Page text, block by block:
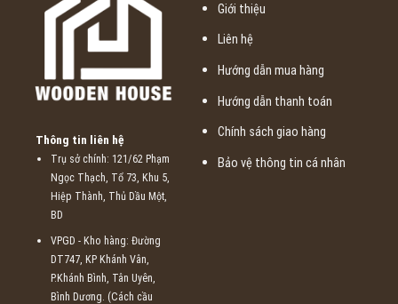
Thông tin liên hệ
Trụ sở chính: 121/62 Phạm
Ngọc Thạch, Tổ 73, Khu 5,
Hiệp Thành, Thủ Dầu Một,
BD
VPGD - Kho hàng: Đường
DT747, KP Khánh Vân,
P.Khánh Bình, Tân Uyên,
Bình Dương. (Cách cầu
Giới thiệu
Liên hệ
Hướng dẫn mua hàng
Hướng dẫn thanh toán
Chính sách giao hàng
Bảo vệ thông tin cá nhân